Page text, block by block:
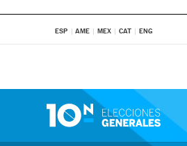
ESP AME MEX CAT ENG